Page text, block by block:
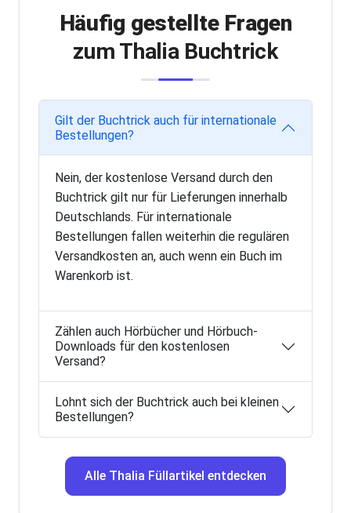
Häufig gestellte Fragen
zum Thalia Buchtrick
Gilt der Buchtrick auch für internationale
Bestellungen?
Nein, der kostenlose Versand durch den
Buchtrick gilt nur für Lieferungen innerhalb
Deutschlands. Für internationale
Bestellungen fallen weiterhin die regulären
Versandkosten an, auch wenn ein Buch im
Warenkorb ist.
Zählen auch Hörbücher und Hörbuch-
Downloads für den kostenlosen
Versand?
Lohnt sich der Buchtrick auch bei kleinen
Bestellungen?
Alle Thalia Füllartikel entdecken